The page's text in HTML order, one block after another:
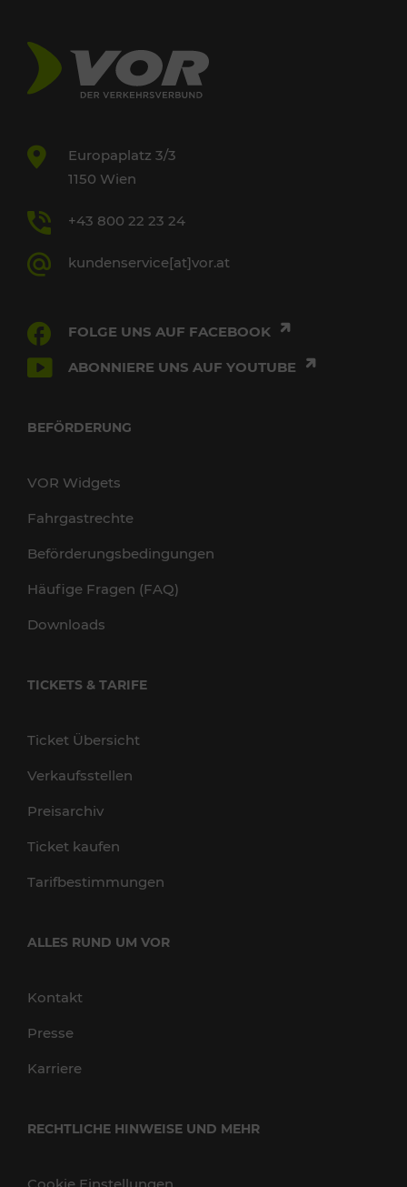
Europaplatz 3/3
1150 Wien
+43 800 22 23 24
kundenservice[at]vor.at
FOLGE UNS AUF FACEBOOK
ABONNIERE UNS AUF YOUTUBE
BEFÖRDERUNG
VOR Widgets
Fahrgastrechte
Beförderungsbedingungen
Häufige Fragen (FAQ)
Downloads
TICKETS & TARIFE
Ticket Übersicht
Verkaufsstellen
Preisarchiv
Ticket kaufen
Tarifbestimmungen
ALLES RUND UM VOR
Kontakt
Presse
Karriere
RECHTLICHE HINWEISE UND MEHR